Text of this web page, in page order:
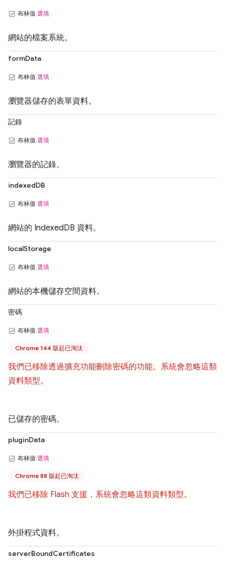
布林值 選填
網站的檔案系統。
formData
布林值 選填
瀏覽器儲存的表單資料。
記錄
布林值 選填
瀏覽器的記錄。
indexedDB
布林值 選填
網站的 IndexedDB 資料。
localStorage
布林值 選填
網站的本機儲存空間資料。
密碼
布林值 選填
Chrome 144 版起已淘汰
我們已移除透過擴充功能刪除密碼的功能。系統會忽略這類
資料類型。
已儲存的密碼。
pluginData
布林值 選填
Chrome 88 版起已淘汰
我們已移除 Flash 支援，系統會忽略這類資料類型。
外掛程式資料。
serverBoundCertificates